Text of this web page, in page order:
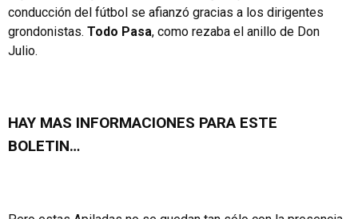
conducción del fútbol se afianzó gracias a los dirigentes
grondonistas. Todo Pasa, como rezaba el anillo de Don
Julio.
HAY MAS INFORMACIONES PARA ESTE
BOLETIN…